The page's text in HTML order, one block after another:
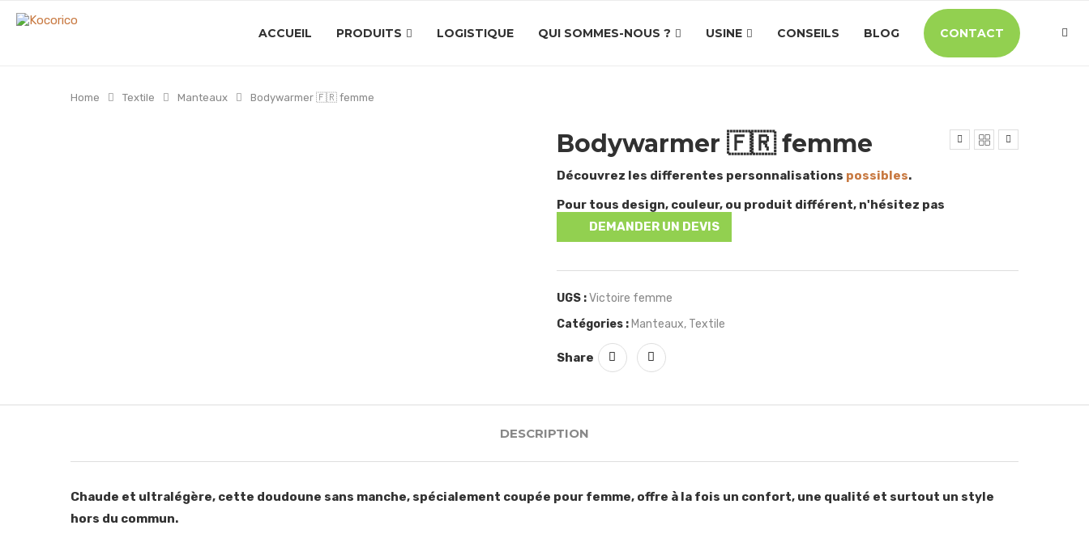
ACCUEIL PRODUITS LOGISTIQUE QUI SOMMES-NOUS ? USINE CONSEILS BLOG CONTACT
Home Textile Manteaux Bodywarmer 🇫🇷 femme
Bodywarmer 🇫🇷 femme
Découvrez les differentes personnalisations possibles.
Pour tous design, couleur, ou produit différent, n'hésitez pas
DEMANDER UN DEVIS
UGS :Victoire femme
Catégories : Manteaux, Textile
Share
DESCRIPTION
Chaude et ultralégère, cette doudoune sans manche, spécialement coupée pour femme, offre à la fois un confort, une qualité et surtout un style
hors du commun.